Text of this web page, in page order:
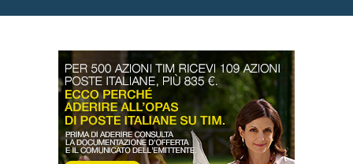
DAL TERRITORIO
OROSCOPO
LA PIAZZA
ANIMALI
OCCHIO ALLA TRUFFA